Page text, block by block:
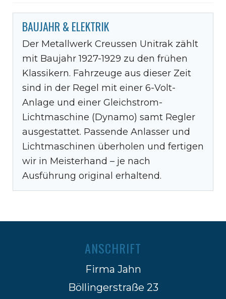
BAUJAHR & ELEKTRIK
Der Metallwerk Creussen Unitrak zählt
mit Baujahr 1927-1929 zu den frühen
Klassikern. Fahrzeuge aus dieser Zeit
sind in der Regel mit einer 6-Volt-
Anlage und einer Gleichstrom-
Lichtmaschine (Dynamo) samt Regler
ausgestattet. Passende Anlasser und
Lichtmaschinen überholen und fertigen
wir in Meisterhand – je nach
Ausführung original erhaltend.
ANSCHRIFT
Firma Jahn
Böllingerstraße 23